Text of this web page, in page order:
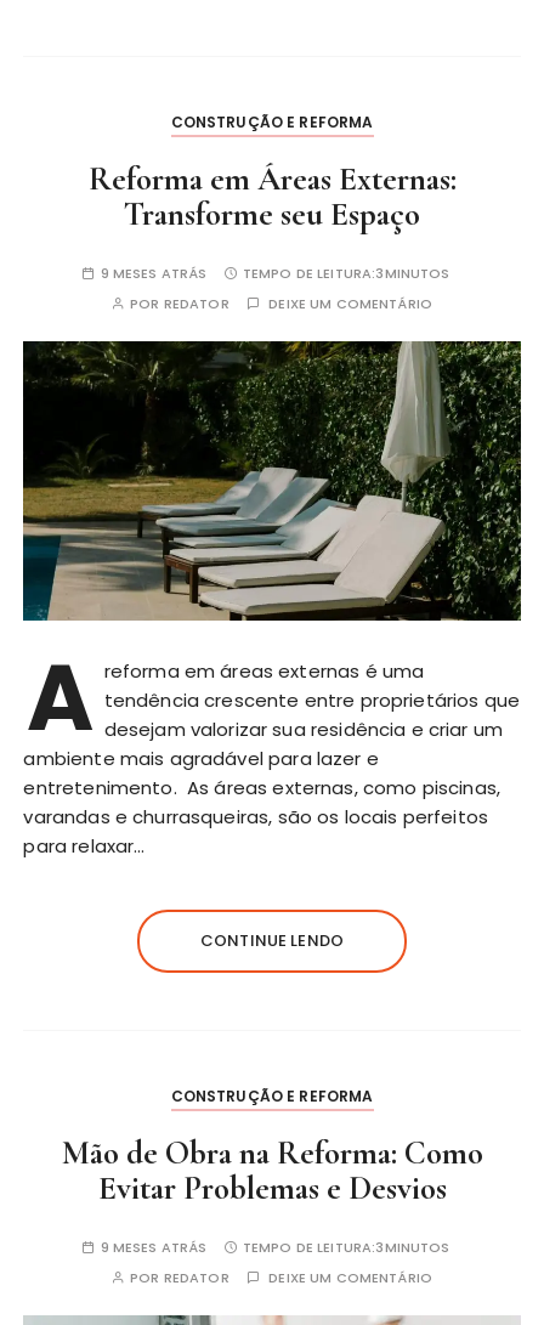
CONSTRUÇÃO E REFORMA
Reforma em Áreas Externas:
Transforme seu Espaço
9 MESES ATRÁS TEMPO DE LEITURA:3MINUTOS
POR REDATOR DEIXE UM COMENTÁRIO
A reforma em áreas externas é uma
tendência crescente entre proprietários que
desejam valorizar sua residência e criar um
ambiente mais agradável para lazer e
entretenimento. As áreas externas, como piscinas,
varandas e churrasqueiras, são os locais perfeitos
para relaxar…
CONTINUE LENDO
CONSTRUÇÃO E REFORMA
Mão de Obra na Reforma: Como
Evitar Problemas e Desvios
9 MESES ATRÁS TEMPO DE LEITURA:3MINUTOS
POR REDATOR DEIXE UM COMENTÁRIO